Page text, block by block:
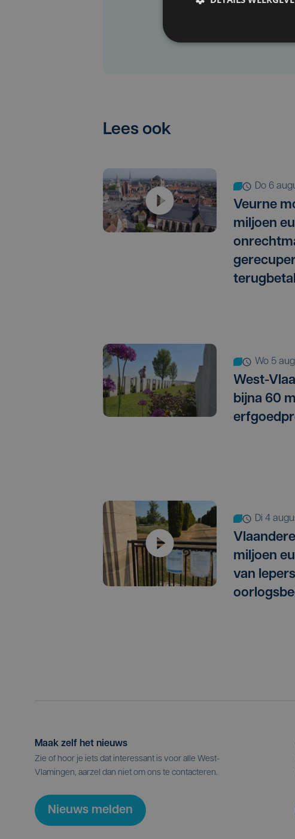
Lees ook
do 6
Veurne
miljoen
wo 5
West-
bijna 60
di 4
miljoen
van
Maak zelf het nieuws
Zie of hoor je iets dat interessant is voor alle West-
Vlamingen, aarzel dan niet om ons te contacteren.
Nieuws melden